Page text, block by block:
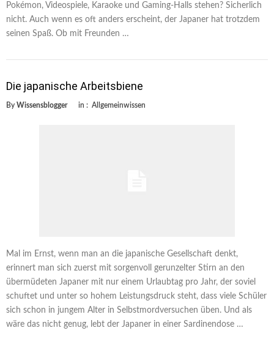
Pokémon, Videospiele, Karaoke und Gaming-Halls stehen? Sicherlich
nicht. Auch wenn es oft anders erscheint, der Japaner hat trotzdem
seinen Spaß. Ob mit Freunden …
Die japanische Arbeitsbiene
By Wissensblogger in : Allgemeinwissen
Mal im Ernst, wenn man an die japanische Gesellschaft denkt,
erinnert man sich zuerst mit sorgenvoll gerunzelter Stirn an den
übermüdeten Japaner mit nur einem Urlaubtag pro Jahr, der soviel
schuftet und unter so hohem Leistungsdruck steht, dass viele Schüler
sich schon in jungem Alter in Selbstmordversuchen üben. Und als
wäre das nicht genug, lebt der Japaner in einer Sardinendose …